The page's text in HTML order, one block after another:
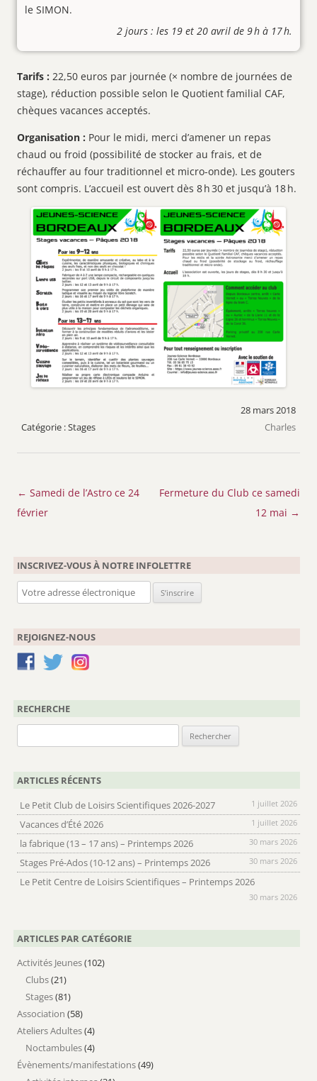
le SIMON.
2 jours : les 19 et 20 avril de 9 h à 17 h.
Tarifs : 22,50 euros par journée (× nombre de journées de
stage), réduction possible selon le Quotient familial CAF,
chèques vacances acceptés.
Organisation : Pour le midi, merci d’amener un repas
chaud ou froid (possibilité de stocker au frais, et de
réchauffer au four traditionnel et micro-onde). Les gouters
sont compris. L’accueil est ouvert dès 8 h 30 et jusqu’à 18 h.
Stages
28 mars 2018
Charles
Navigation
des
← Samedi de l’Astro ce 24
février
Fermeture du Club ce samedi
12 mai →
INSCRIVEZ-VOUS À NOTRE INFOLETTRE
REJOIGNEZ-NOUS
RECHERCHE
ARTICLES RÉCENTS
Le Petit Club de Loisirs Scientifiques 2026-2027
1 juillet 2026
Vacances d’Été 2026 1 juillet 2026
la fabrique (13 – 17 ans) – Printemps 2026 30 mars 2026
Stages Pré-Ados (10-12 ans) – Printemps 2026 30 mars 2026
Le Petit Centre de Loisirs Scientifiques – Printemps 2026
30 mars 2026
ARTICLES PAR CATÉGORIE
Activités Jeunes(102)
Clubs(21)
Stages(81)
Association (58)
Ateliers Adultes(4)
Noctambules(4)
Évènements/manifestations(49)